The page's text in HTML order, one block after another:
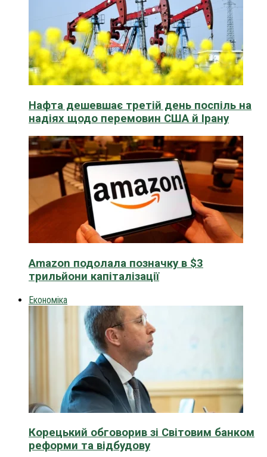
Нафта дешевшає третій день поспіль на
надіях щодо перемовин США й Ірану
Amazon подолала позначку в $3
трильйони капіталізації
Економіка
Корецький обговорив зі Світовим банком
реформи та відбудову